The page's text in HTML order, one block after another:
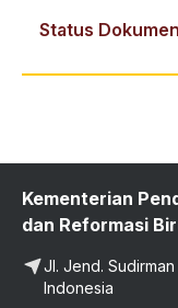
Status Dokumen
Kementerian
dan Reformasi
Jl. Jend.
Indonesia